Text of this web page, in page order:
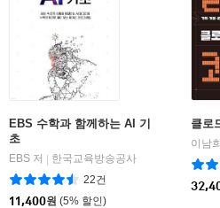
테이블
테이블
테이블
테이블
시작
니어링, SQL을 사용해 한 번에 하나
여섯 개의 테이블 생성
는 말을 실감할 수 있을 것이다.
책이 유용할 것이다. 머신러닝, 인
EBS 수학과 함께하는 AI 기
초
EBS 저
한국교육방송공사
22건
11,400원 (5% 할인)
클로
이남